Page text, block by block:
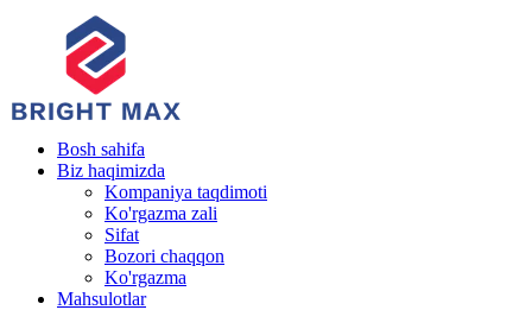
Bosh sahifa
Biz haqimizda
Kompaniya taqdimoti
Ko'rgazma zali
Sifat
Bozori chaqqon
Ko'rgazma
Mahsulotlar